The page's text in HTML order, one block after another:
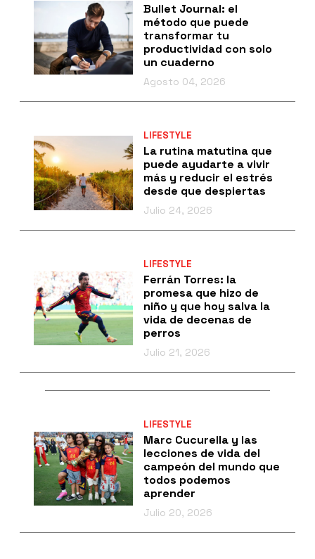
Bullet Journal: el
método que puede
transformar tu
productividad con solo
un cuaderno
Agosto 04, 2026
LIFESTYLE
La rutina matutina que
puede ayudarte a vivir
más y reducir el estrés
desde que despiertas
Julio 24, 2026
LIFESTYLE
Ferrán Torres: la
promesa que hizo de
niño y que hoy salva la
vida de decenas de
perros
Julio 21, 2026
LIFESTYLE
Marc Cucurella y las
lecciones de vida del
campeón del mundo que
todos podemos
aprender
Julio 20, 2026